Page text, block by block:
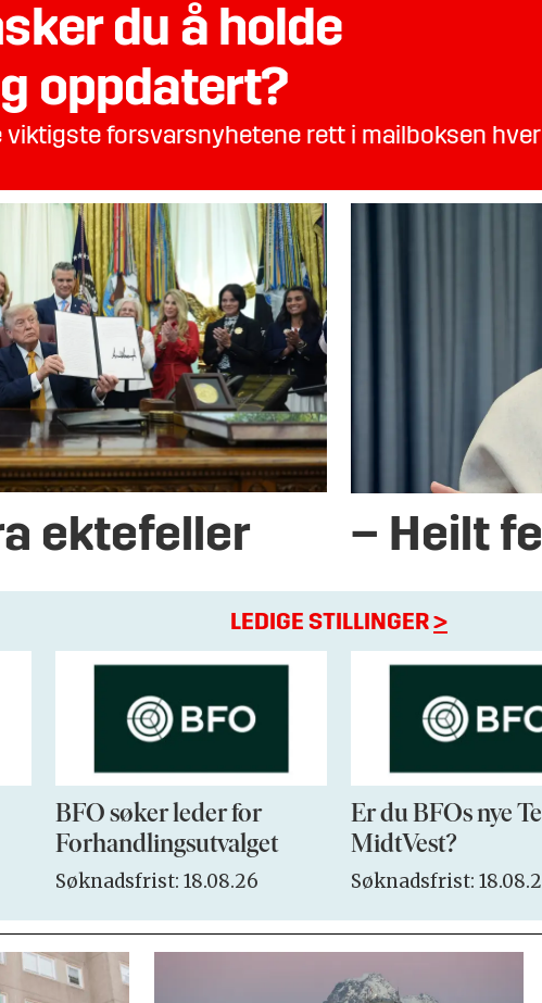
du å holde
oppdatert?
viktigste forsvarsnyhetene rett i mailboksen
ektefeller – Heilt
LEDIGE STILLINGER>
BFO søker leder for
Forhandlingsutvalget
Søknadsfrist: 18.08.26
Er du BFOs nye
MidtVest?
Søknadsfrist: